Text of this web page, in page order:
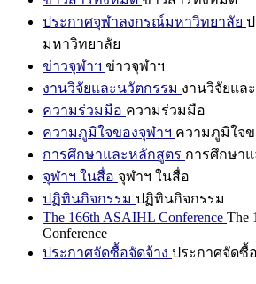
ประกาศจุฬาลงกรณ์มหาวิทยาลัย
มหาวิทยาลัย
ข่าวจุฬาฯ ข่าวจุฬาฯ
งานวิจัยและนวัตกรรม งานวิจัยแล
ความร่วมมือ ความร่วมมือ
ความภูมิใจของจุฬาฯ ความภูมิใจ
การศึกษาและหลักสูตร การศึกษา
จุฬาฯ ในสื่อ จุฬาฯ ในสื่อ
ปฏิทินกิจกรรม ปฏิทินกิจกรรม
The 166th ASAIHL Conference The
Conference
ประกาศจัดซื้อจัดจ้าง ประกาศจัดซื้